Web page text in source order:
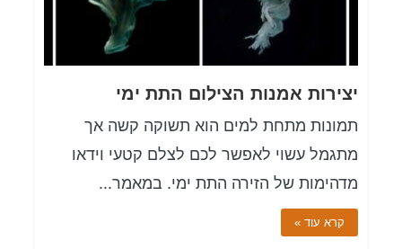
יצירות אמנות הצילום התת ימי
תמונות מתחת למים הוא תשוקה קשה אך
מתגמל עשוי לאפשר לכם לצלם קטעי וידאו
מדהימות של הזירה התת ימי. במאמר...
קרא עוד »